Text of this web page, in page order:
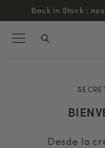
Livraison offerte
Desde la